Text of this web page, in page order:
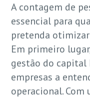
A contagem de
essencial para
pretenda
Em primeiro
gestão do capital
empresas a
operacional.